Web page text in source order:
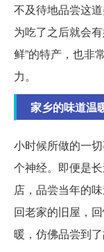
不及待地品尝这
为吃了之后就会
鲜”的特产，也非
力。
家乡的味道温
小时候所做的一
个神经。即便是
店，品尝当年的
回老家的旧屋，
暖，仿佛品尝到